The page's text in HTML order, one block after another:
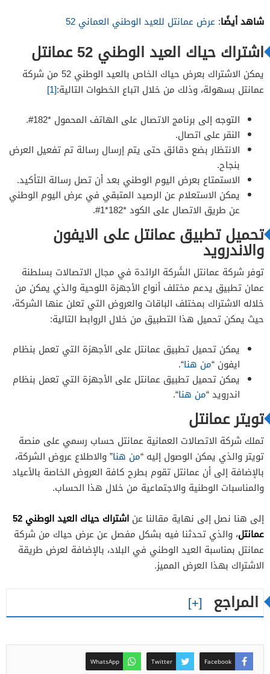
شاهد أيضًا: عرض عمانتل للعيد الوطني العماني 52
اشتراك حياك العيد الوطني 52 عمانتل
يمكن الاشتراك بعرض حياك الخاص بالعيد الوطني 52 من شركة
عمانتل بسهولة، وذلك من خلال اتباع الخطوات التالية:[1]
التوجه إلى برنامج الاتصال على الهاتف المحمول *182#.
النقر على اتصال.
الانتظار بضع دقائق حتى يتم إرسال رسالة تم تفعيل العرض
بنجاح.
الاستمتاع بعرض اليوم الوطني بعد أن تصل رسالة التأكيد.
يمكن الاستعلام عن الرصيد المتبقي في عرض اليوم الوطني
عن طريق الاتصال على الكود *182*1#.
تحميل تطبيق عمانتل على الايفون
والاندرويد
توفر شركة عمانتل الشَركة الرائدة في مجال الاتصالات بسلطنة
عمان تطبيق يدعم مختلف أنواع الأجهزة اللوحية والذي يمكن من
خلاله الاشتراك بمختلف الباقات والعروض التي تعلن عنها الشركة،
حيث يمكن تحميل هذا التطبيق من خلال الروابط التالية:
يمكن تحميل تطبيق عمانتل على الأجهزة التي تعمل بنظام
ايفون “من هنا“.
يمكن تحميل تطبيق عمانتل على الأجهزة التي تعمل بنظام
اندرويد “من هنا“.
تويتر عمانتل
تملك شركة الاتصالات العمانية عمانتل حساب رسمي على منصة
تويتر والذي يمكن الوصول إليه “من هنا” والاطلاع عروض الشركة،
بالإضافة إلى أن عمانتل تقوم بطرح كافة العروض الخاصة بالأعياد
والمناسبات الوطنية والاجتماعية من خلال هذا الحساب.
إلى هنا نصل إلى نهاية مقالنا عن
اشتراك حياك العيد الوطني 52
عمانتل، والذي تحدثنا فيه بشكل مفصل عن عرض حياك من شركة
عمانتل بمناسبة العيد الوطني في البلاد، بالإضافة لعرض طريقة
الاشتراك بهذا العرض المميز.
المراجع
Facebook
Twitter
WhatsApp